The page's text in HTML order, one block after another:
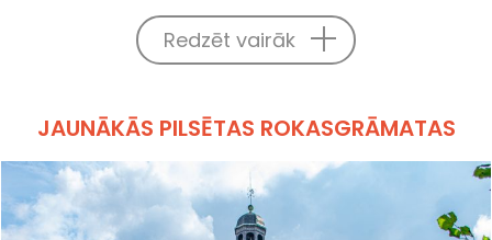
Redzēt vairāk
JAUNĀKĀS PILSĒTAS ROKASGRĀMATAS